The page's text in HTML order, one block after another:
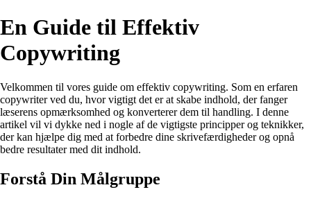
En Guide til Effektiv
Copywriting
Velkommen til vores guide om effektiv copywriting. Som en erfaren
copywriter ved du, hvor vigtigt det er at skabe indhold, der fanger
læserens opmærksomhed og konverterer dem til handling. I denne
artikel vil vi dykke ned i nogle af de vigtigste principper og teknikker,
der kan hjælpe dig med at forbedre dine skrivefærdigheder og opnå
bedre resultater med dit indhold.
Forstå Din Målgruppe